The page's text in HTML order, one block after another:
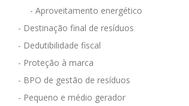
- Aproveitamento energético
- Destinação final de resíduos
- Dedutibilidade fiscal
- Proteção à marca
- BPO de gestão de resíduos
- Pequeno e médio gerador